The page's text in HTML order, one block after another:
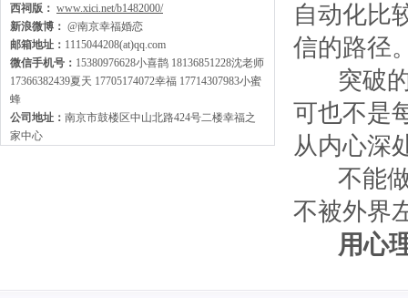
自动化比
信的路径
突破的
可也不是
从内心深
不能做
不被外界
用心理
西祠版： www.xici.net/b1482000/
新浪微博： @南京幸福婚恋
邮箱地址： 1115044208(at)qq.com
微信手机号： 15380976628小喜鹊 18136851228沈老师
17366382439夏天 17705174072幸福 17714307983小蜜
蜂
公司地址： 南京市鼓楼区中山北路424号二楼幸福之
家中心